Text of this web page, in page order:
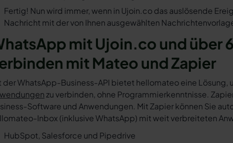
Fertig! Nun wird immer, wenn in Ujoin.co das auslösende
Nachricht mit der von Ihnen ausgewählten
mit Ujoin.co und über
mit Mateo und Zapier
der WhatsApp-Business-API bietet hellomateo eine Lösung,
zu verbinden, ohne Programmierkenntnisse.
Software und Anwendungen. Mit Zapier können Sie
Inbox (inklusive WhatsApp) mit weit verbreiteten
HubSpot, Salesforce und Pipedrive